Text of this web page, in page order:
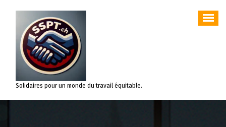
contenu
Solidaires pour un monde du travail équitable.